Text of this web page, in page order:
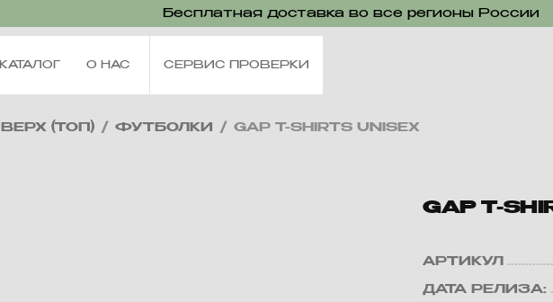
Бесплатная доставка во все регионы России
КАТАЛОГ О НАС СЕРВИС ПРОВЕРКИ
ВЕРХ (ТОП) / ФУТБОЛКИ / GAP T-SHIRTS UNISEX
GAP T-
АРТИКУЛ
ДАТА РЕЛИЗА: